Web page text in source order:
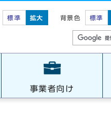
標準 拡大 背景色 標準
事業者向け